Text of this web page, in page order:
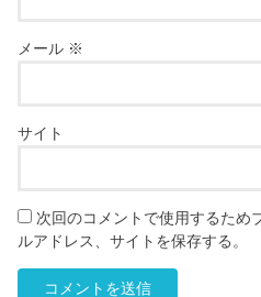
メール ※
サイト
次回のコメントで使用するため
ルアドレス、サイトを保存する。